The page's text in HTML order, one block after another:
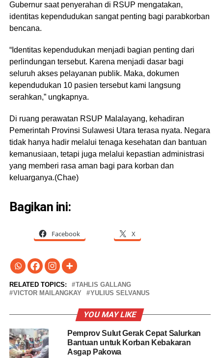
Gubernur saat penyerahan di RSUP mengatakan,
identitas kependudukan sangat penting bagi parabkorban
bencana.
“Identitas kependudukan menjadi bagian penting dari
perlindungan tersebut. Karena menjadi dasar bagi
seluruh akses pelayanan publik. Maka, dokumen
kependudukan 10 pasien tersebut kami langsung
serahkan,” ungkapnya.
Di ruang perawatan RSUP Malalayang, kehadiran
Pemerintah Provinsi Sulawesi Utara terasa nyata. Negara
tidak hanya hadir melalui tenaga kesehatan dan bantuan
kemanusiaan, tetapi juga melalui kepastian administrasi
yang memberi rasa aman bagi para korban dan
keluarganya.(Chae)
Bagikan ini:
Facebook X
RELATED TOPICS:
TAHLIS GALLANG
VICTOR MAILANGKAY
YULIUS SELVANUS
YOU MAY LIKE
Pemprov Sulut Gerak Cepat Salurkan
Bantuan untuk Korban Kebakaran
Asgap Pakowa